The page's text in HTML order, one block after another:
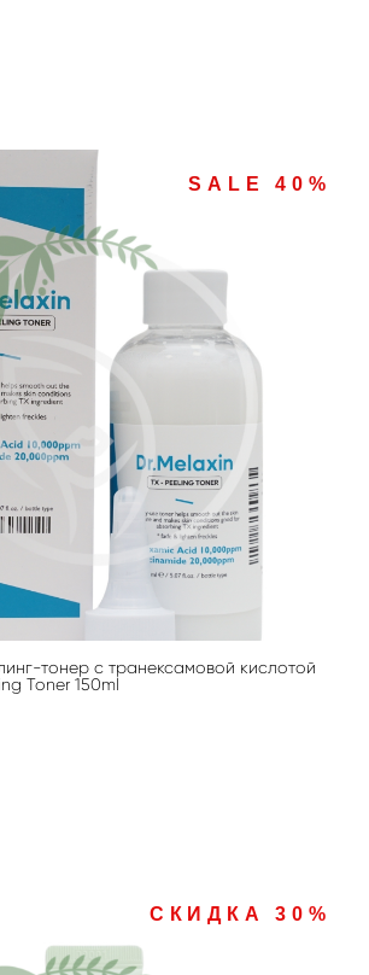
SALE 40%
тонер с транексамовой кислотой
Toner 150ml
СКИДКА 30%